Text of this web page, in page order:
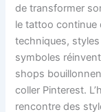
de transformer
le tattoo continue
techniques,
symboles
shops
coller Pinterest.
rencontre des